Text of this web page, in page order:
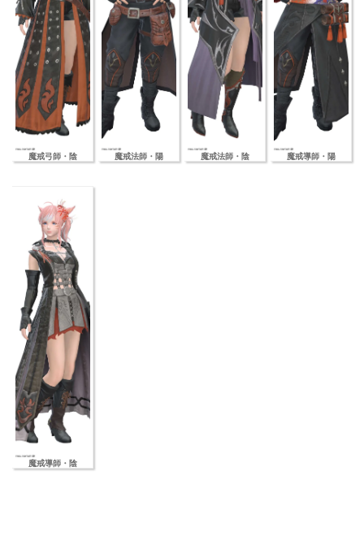
魔戒弓師・陰 魔戒法師・陽 魔戒法師・陰 魔戒導師・陽
魔戒導師・陰